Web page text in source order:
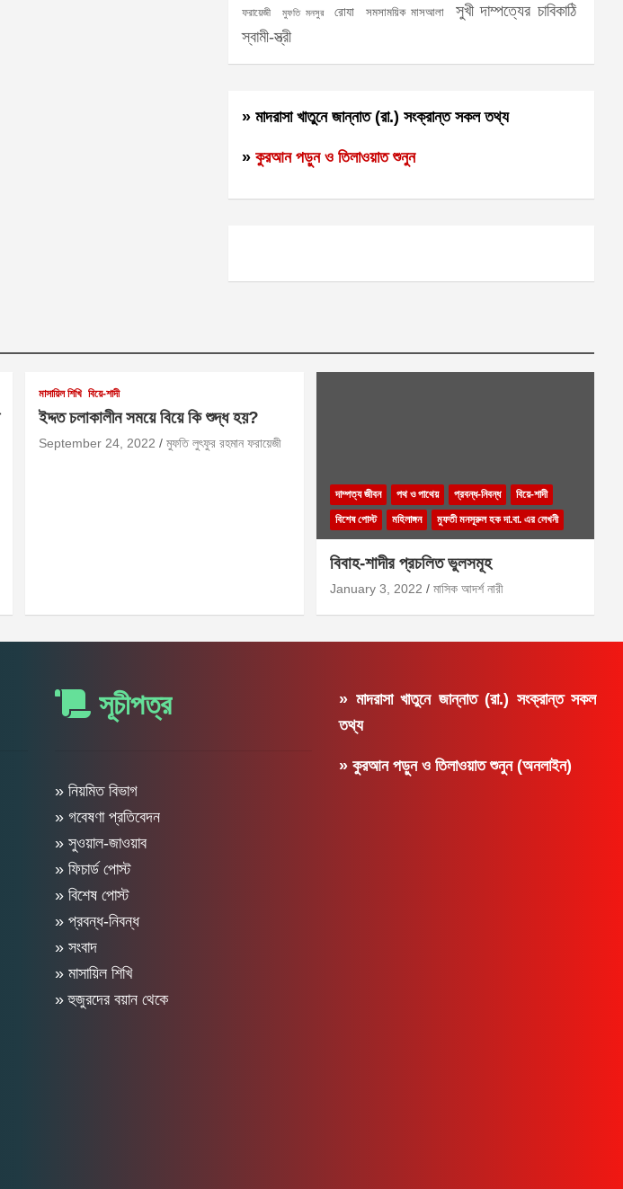
ফরায়েজী মুফতি মনসুর রোযা সমসাময়িক মাসআলা সুখী দাম্পত্যের চাবিকাঠি
স্বামী-স্ত্রী
» মাদরাসা খাতুনে জান্নাত (রা.) সংক্রান্ত সকল তথ্য
» কুরআন পড়ুন ও তিলাওয়াত শুনুন
মাসায়িল শিখি বিয়ে-শাদী
ইদ্দত চলাকালীন সময়ে বিয়ে কি শুদ্ধ হয়?
September 24, 2022 মুফতি লুৎফুর রহমান ফরায়েজী
দাম্পত্য জীবন পথ ও পাথেয় প্রবন্ধ-নিবন্ধ
বিয়ে-শাদী
বিশেষ পোস্ট
মহিলাঙ্গন মুফতী মনসূরুল হক দা.বা. এর লেখনী
বিবাহ-শাদীর প্রচলিত ভুলসমূহ
January 3, 2022 মাসিক আদর্শ নারী
সূচীপত্র
» নিয়মিত বিভাগ
» গবেষণা প্রতিবেদন
» সুওয়াল-জাওয়াব
» ফিচার্ড পোস্ট
» বিশেষ পোস্ট
» প্রবন্ধ-নিবন্ধ
» সংবাদ
» মাসায়িল শিখি
» হুজুরদের বয়ান থেকে
» মাদরাসা খাতুনে জান্নাত (রা.) সংক্রান্ত সকল
তথ্য
» কুরআন পড়ুন ও তিলাওয়াত শুনুন (অনলাইন)